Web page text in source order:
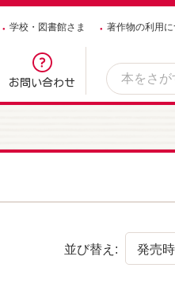
学校・図書館さま 著作物の利用に
お問い合わせ
並び替え: